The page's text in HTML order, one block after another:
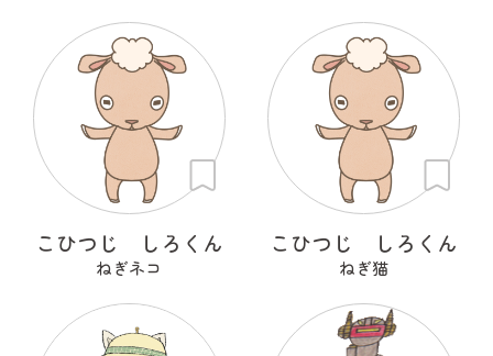
こひつじ しろくん
ねぎネコ
こひつじ しろくん
ねぎ猫